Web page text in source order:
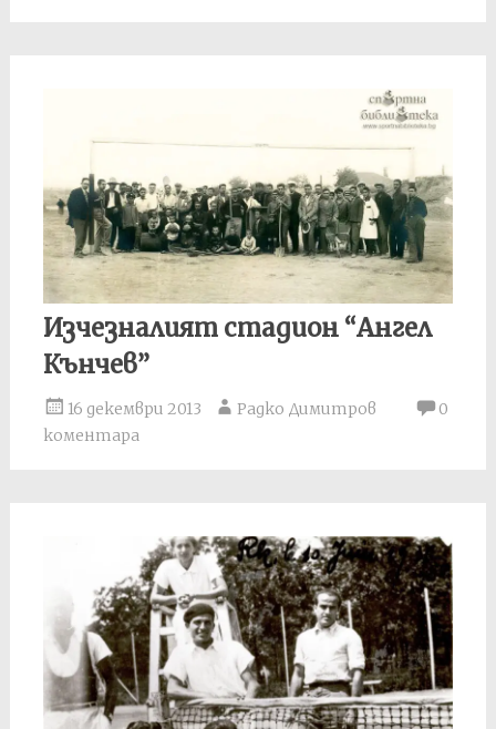
Изчезналият стадион “Ангел
Кънчев”
16 декември 2013 Радко Димитров
0
коментара